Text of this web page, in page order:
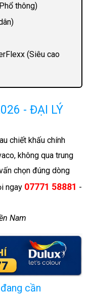
thông)
(Siêu cao
cấp - kháng mùi)
(Cao cấp)
cấp - được chọn
thông)
Dulux
- ĐẠI LÝ
chiết khấu chính
không qua trung
chọn đúng dòng
ngay 07771 58881 -
Nam
cần